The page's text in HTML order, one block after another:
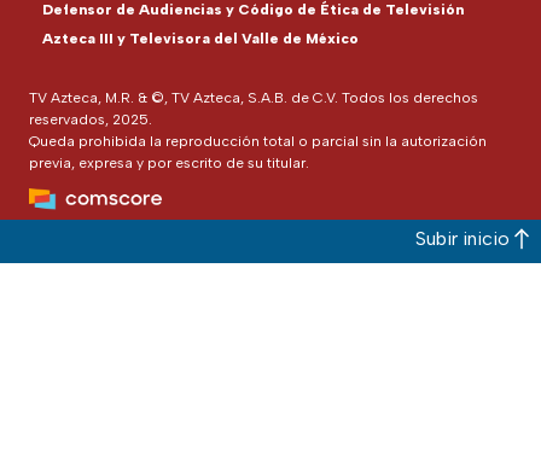
TV Azteca, M.R. & ©, TV Azteca, S.A.B. de C.V. Todos los derechos
reservados, 2025.
Queda prohibida la reproducción total o parcial sin la autorización
previa, expresa y por escrito de su titular.
Defensor de Audiencias y Código de Ética de Televisión
Azteca III y Televisora del Valle de México
Subir inicio